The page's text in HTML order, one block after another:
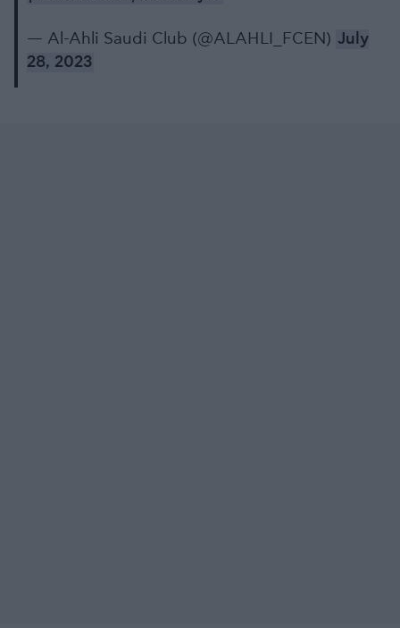
— Al-Ahli Saudi Club (@ALAHLI_FCEN) July
28, 2023